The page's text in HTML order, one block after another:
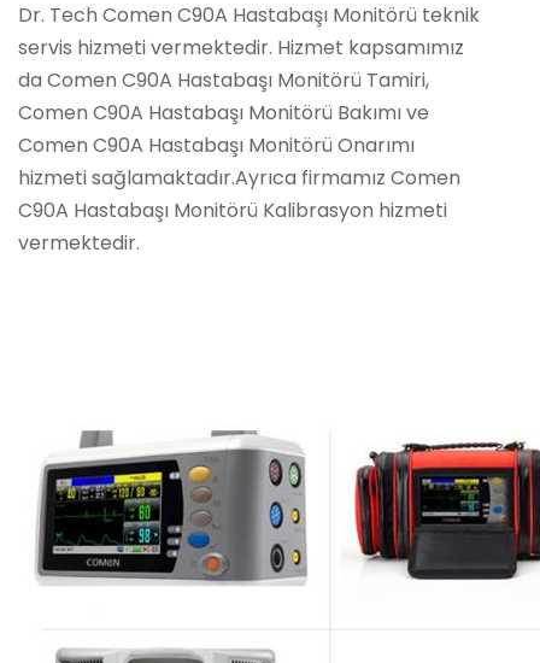
Dr. Tech Comen C90A Hastabaşı Monitörü teknik
servis hizmeti vermektedir. Hizmet kapsamımız
da Comen C90A Hastabaşı Monitörü Tamiri,
Comen C90A Hastabaşı Monitörü Bakımı ve
Comen C90A Hastabaşı Monitörü Onarımı
hizmeti sağlamaktadır.Ayrıca firmamız Comen
C90A Hastabaşı Monitörü Kalibrasyon hizmeti
vermektedir.